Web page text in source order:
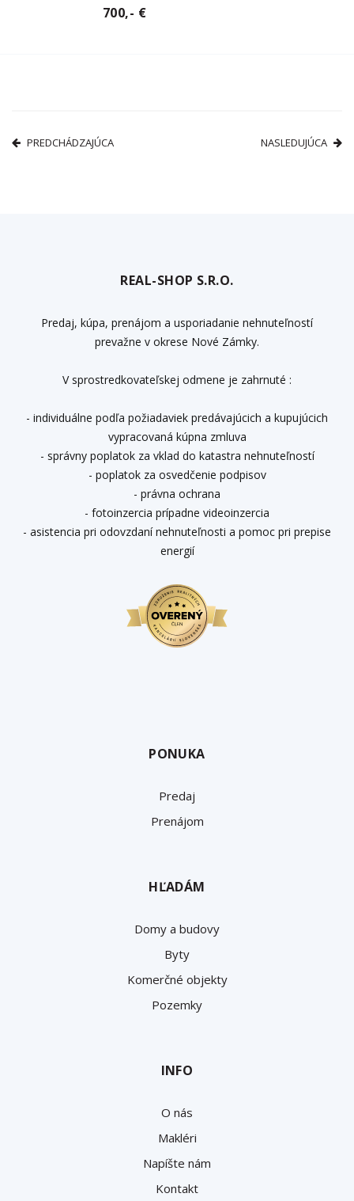
700,- €
PREDCHÁDZAJÚCA NASLEDUJÚCA
REAL-SHOP S.R.O.
Predaj, kúpa, prenájom a usporiadanie nehnuteľností
prevažne v okrese Nové Zámky.
V sprostredkovateľskej odmene je zahrnuté :
- individuálne podľa požiadaviek predávajúcich a kupujúcich
vypracovaná kúpna zmluva
- správny poplatok za vklad do katastra nehnuteľností
- poplatok za osvedčenie podpisov
- právna ochrana
- fotoinzercia prípadne videoinzercia
- asistencia pri odovzdaní nehnuteľnosti a pomoc pri prepise
energií
PONUKA
Predaj
Prenájom
HĽADÁM
Domy a budovy
Byty
Komerčné objekty
Pozemky
INFO
O nás
Makléri
Napíšte nám
Kontakt